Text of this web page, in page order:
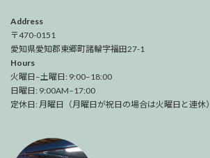
Address
〒470-0151
愛知県愛知郡東郷町諸輪字福田27-1
Hours
火曜日–土曜日: 9:00–18:00
日曜日: 9:00AM–17:00
定休日: 月曜日（月曜日が祝日の場合は火曜日と連休）